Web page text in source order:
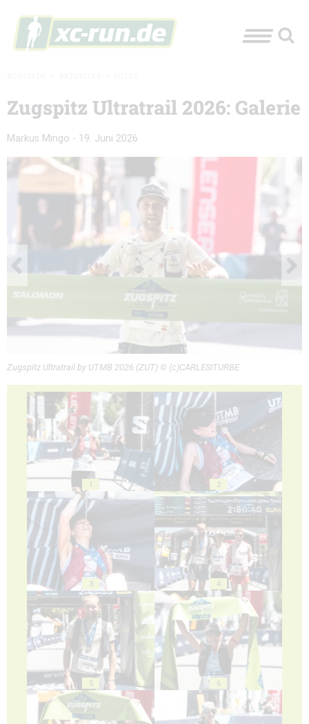
Zugspitz Ultratrail 2026: Galerie
Markus Mingo - 19. Juni 2026
Zugspitz Ultratrail by UTMB 2026 (ZUT) © (c)CARLESITURBE
1 2
3 4
5 6